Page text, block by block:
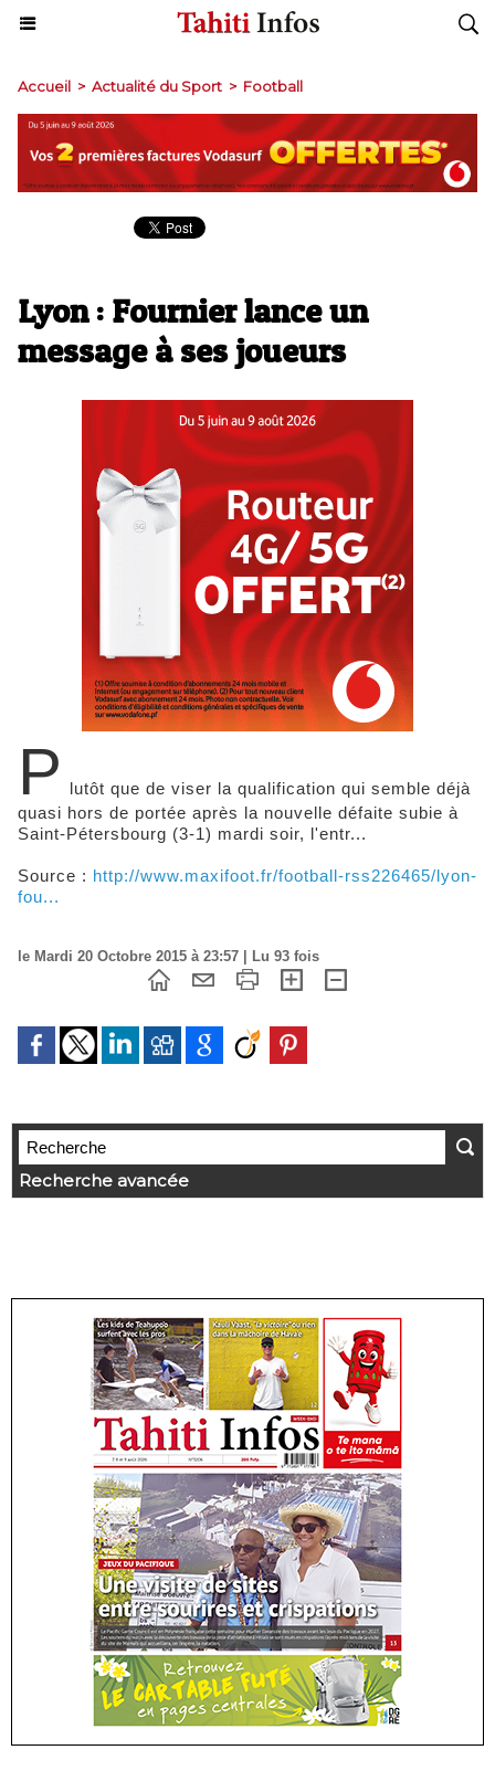
Accueil > Actualité du Sport > Football
Lyon : Fournier lance un
message à ses joueurs
P
lutôt que de viser la qualification qui semble déjà
quasi hors de portée après la nouvelle défaite subie à
Saint-Pétersbourg (3-1) mardi soir, l'entr...
Source : http://www.maxifoot.fr/football-rss226465/lyon-
fou...
le Mardi 20 Octobre 2015 à 23:57 | Lu 93 fois
Recherche avancée